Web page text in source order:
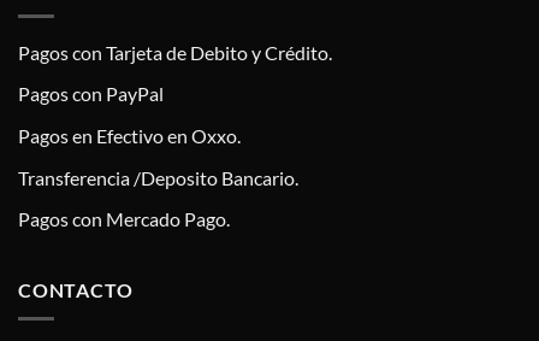
Pagos con Tarjeta de Debito y Crédito.
Pagos con PayPal
Pagos en Efectivo en Oxxo.
Transferencia /Deposito Bancario.
Pagos con Mercado Pago.
CONTACTO